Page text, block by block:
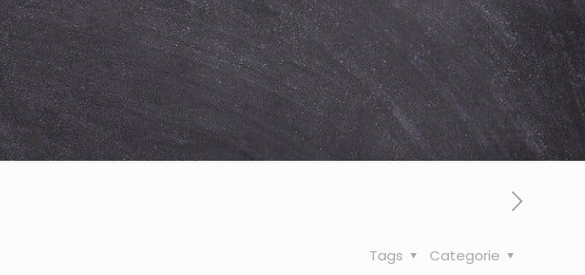
Categorie
Tags